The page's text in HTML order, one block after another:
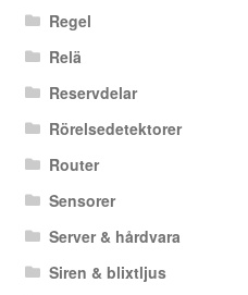
Regel
Relä
Reservdelar
Rörelsedetektorer
Router
Sensorer
Server & hårdvara
Siren & blixtljus